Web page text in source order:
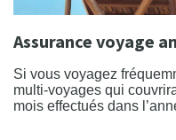
Assurance voyage
Si vous voyagez
multi-voyages qui
mois effectués dans